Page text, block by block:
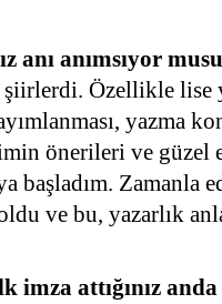
anı anımsıyor
şiirlerdi. Özellikle lise
yazma
önerileri ve güzel
başladım. Zamanla
ve bu, yazarlık
imza attığınız